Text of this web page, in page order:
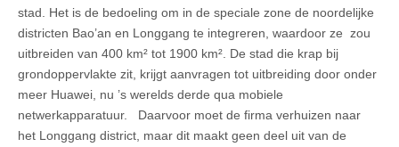
stad. Het is de bedoeling om in de speciale zone de noordelijke
districten Bao’an en Longgang te integreren, waardoor ze zou
uitbreiden van 400 km² tot 1900 km². De stad die krap bij
grondoppervlakte zit, krijgt aanvragen tot uitbreiding door onder
meer Huawei, nu ’s werelds derde qua mobiele
netwerkapparatuur. Daarvoor moet de firma verhuizen naar
het Longgang district, maar dit maakt geen deel uit van de